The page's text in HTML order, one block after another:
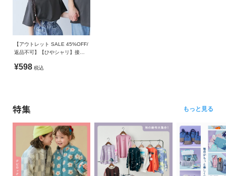
【アウトレット SALE 45%OFF/
返品不可】【ひやシャリ】接触
袖Tシャツ
¥598 税込
特集 もっと見る